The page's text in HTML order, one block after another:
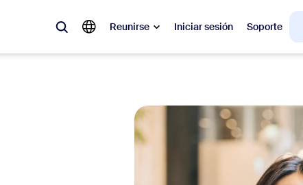
Reunirse Iniciar sesión Soporte
está en tendencia, lo que genera expectativa: las soluciones en
Reuniones